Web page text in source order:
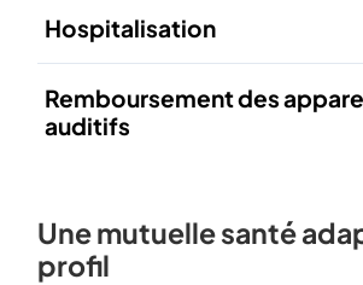
Hospitalisation
Remboursement des
auditifs
Une mutuelle santé
profil